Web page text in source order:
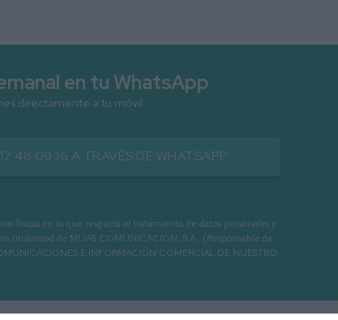
en tu WhatsApp
directamente a tu móvil
48 09 16 A TRAVÉS DE WHATSAPP
físicas en lo que respecta al tratamiento de datos personales y
titularidad de MIJAS COMUNICACIÓN, S.A., (Responsable de
E INFORMACIÓN COMERCIAL DE NUESTRO